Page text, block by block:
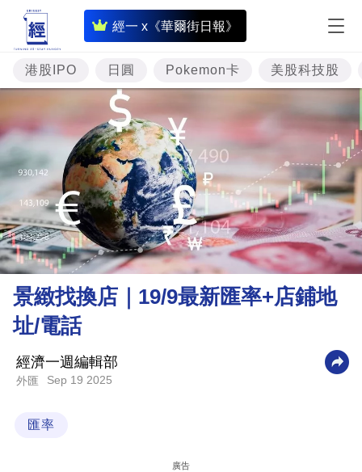
經一 x《華爾街日報》
即
時
財
經
專
題
投
資
樓
市
理
財
業
科
港股IPO 日圓 Pokemon卡 美股科技股
景緻找換店｜19/9最新匯率+店鋪地
址/電話
經濟一週編輯部
外匯 Sep 19 2025
匯率
廣告